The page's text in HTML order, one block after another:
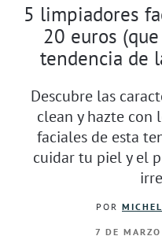
5 limpiadores
20 euros
tendencia de
Descubre las
clean y hazte con
faciales de esta
cuidar tu piel y el
POR
7 DE